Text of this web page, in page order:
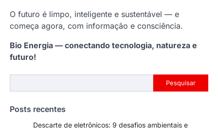
O futuro é limpo, inteligente e sustentável — e
começa agora, com informação e consciência.
Bio Energia — conectando tecnologia, natureza e
futuro!
Pesquisar
Posts recentes
Descarte de eletrônicos: 9 desafios ambientais e